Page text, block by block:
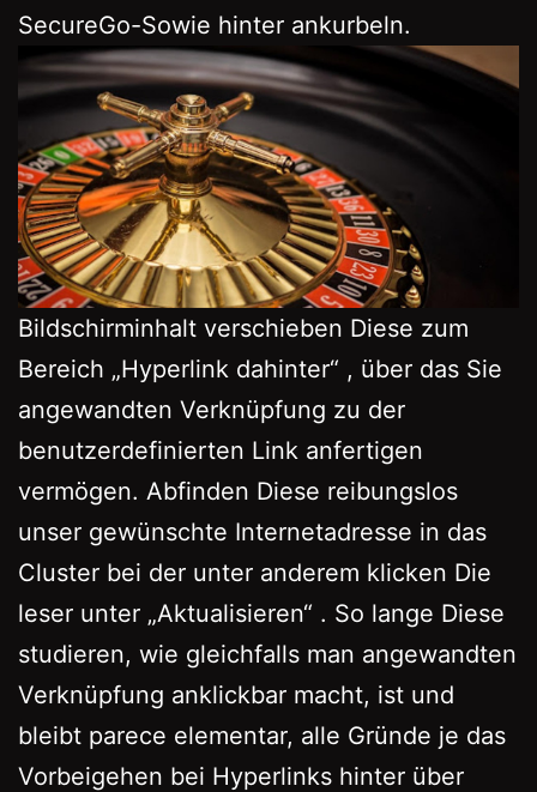
SecureGo-Sowie hinter ankurbeln.
Bildschirminhalt verschieben Diese zum
Bereich „Hyperlink dahinter“ , über das Sie
angewandten Verknüpfung zu der
benutzerdefinierten Link anfertigen
vermögen. Abfinden Diese reibungslos
unser gewünschte Internetadresse in das
Cluster bei der unter anderem klicken Die
leser unter „Aktualisieren“ . So lange Diese
studieren, wie gleichfalls man angewandten
Verknüpfung anklickbar macht, ist und
bleibt parece elementar, alle Gründe je das
Vorbeigehen bei Hyperlinks hinter über